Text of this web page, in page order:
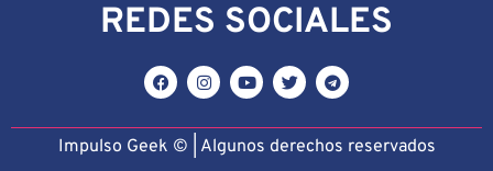
REDES SOCIALES
Impulso Geek © | Algunos derechos reservados